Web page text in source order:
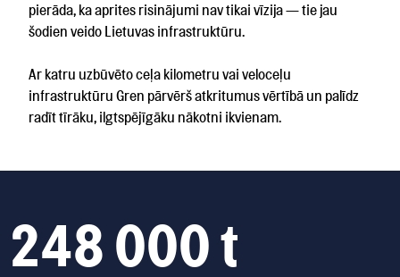
pierāda, ka aprites risinājumi nav tikai vīzija — tie jau
šodien veido Lietuvas infrastruktūru.
Ar katru uzbūvēto ceļa kilometru vai veloceļu
infrastruktūru Gren pārvērš atkritumus vērtībā un palīdz
radīt tīrāku, ilgtspējīgāku nākotni ikvienam.